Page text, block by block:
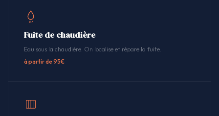
Fuite de chaudière
Eau sous la chaudière. On localise et répare la fuite.
à partir de 95€